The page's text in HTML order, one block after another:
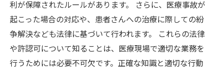
利が保障されたルールがあります。 さらに、医療事故が
起こった場合の対応や、患者さんへの治療に際しての紛
争解決なども法律に基づいて行われます。 これらの法律
や許認可について知ることは、医療現場で適切な業務を
行うためには必要不可欠です。正確な知識と適切な行動